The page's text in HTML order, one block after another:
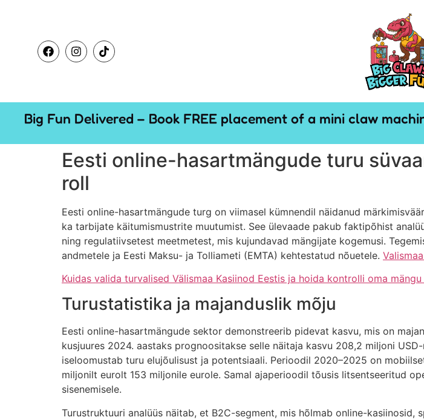
Big Fun Delivered – Book FREE placement of a mini claw
Eesti online-hasartmängude turu
roll
Eesti online-hasartmängude turg on viimasel kümnendil näidanud
ka tarbijate käitumismustrite muutumist. See ülevaade pakub faktipõhist
ning regulatiivsetest meetmetest, mis kujundavad mängijate kogemusi.
andmetele ja Eesti Maksu- ja Tolliameti (EMTA) kehtestatud nõuetele.
Kuidas valida turvalised Välismaa Kasiinod Eestis ja hoida kontrolli oma mängu
Turustatistika ja majanduslik mõju
Eesti online-hasartmängude sektor demonstreerib pidevat kasvu, mis on
kusjuures 2024. aastaks prognoositakse selle näitaja kasvu 208,2 miljoni
iseloomustab turu elujõulisust ja potentsiaali. Perioodil 2020–2025 on
miljonilt eurolt 153 miljonile eurole. Samal ajaperioodil tõusis litsentseeritud
sisenemisele.
Turustruktuuri analüüs näitab, et B2C-segment, mis hõlmab online-